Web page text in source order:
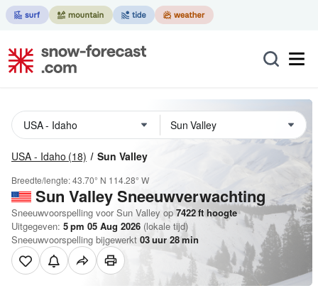
USA - Idaho (18) Sun Valley
Breedte/lengte:43.70° N 114.28° W
Sun ValleySneeuwverwachting
Sneeuwvoorspelling voor Sun Valley op 7422ft hoogte
Uitgegeven: 5 pm 05 Aug 2026 (lokale tijd)
Sneeuwvoorspelling bijgewerkt 03uur 28min